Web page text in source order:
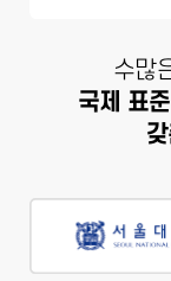
수많
국제 표